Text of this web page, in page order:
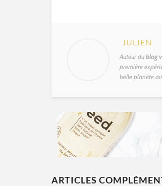
JULIEN
Auteur dublog
première
belle planète
ARTICLES